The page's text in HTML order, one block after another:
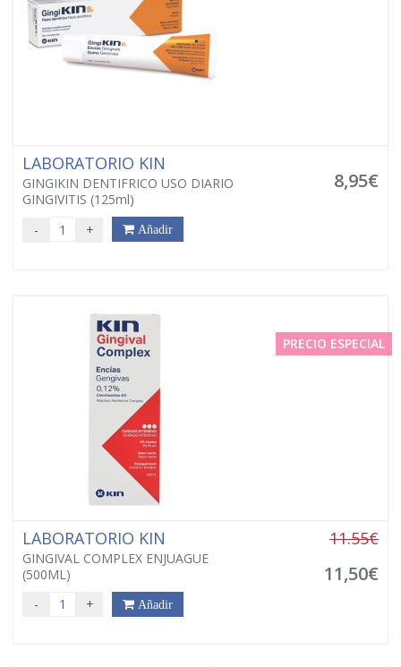
LABORATORIO KIN
GINGIKIN DENTIFRICO USO DIARIO
GINGIVITIS (125ml)
8,95€
- + Añadir
PRECIO ESPECIAL
LABORATORIO KIN
GINGIVAL COMPLEX ENJUAGUE
(500ML)
11.55€
11,50€
- + Añadir